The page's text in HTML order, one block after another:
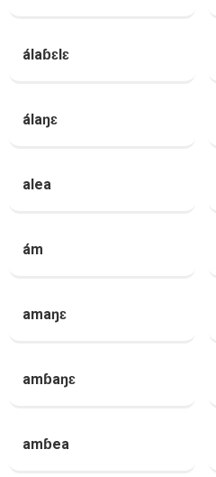
álaɓɛlɛ
álaŋɛ
alea
ám
amaŋɛ
amɓaŋɛ
amɓea